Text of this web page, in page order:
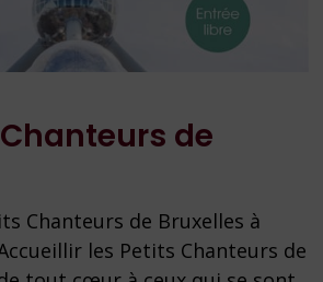
de
Chanteurs de Bruxelles à
les Petits Chanteurs de